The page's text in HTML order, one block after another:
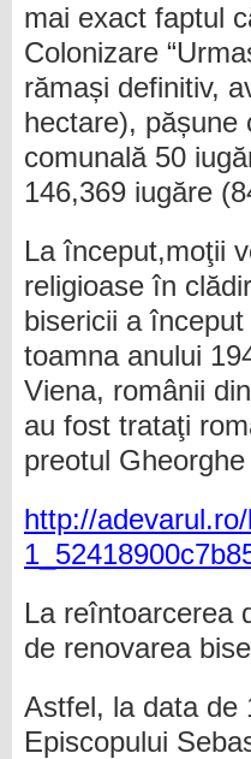
mai exact faptul
Colonizare
rămași definitiv,
hectare), pășune
comunală 50
146,369 iugăre
La început,moţii
religioase în
bisericii a
toamna anului
Viena, românii
au fost trataţi
preotul
http://
La reîntoarcerea
de renovarea
Astfel, la data de
Episcopului